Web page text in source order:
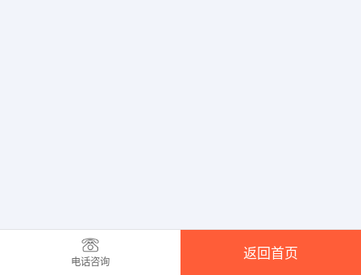
电话咨询
返回首页